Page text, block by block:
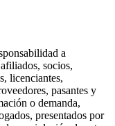
a
socios,
licenciantes,
pasantes y
o demanda,
presentados por